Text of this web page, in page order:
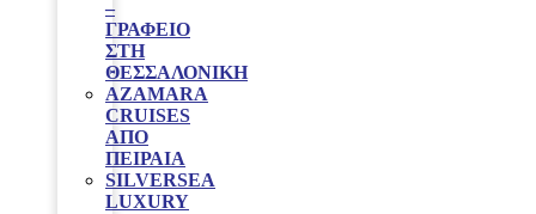
–
ΓΡΑΦΕΊΟ
ΣΤΗ
ΘΕΣΣΑΛΟΝΊΚΗ
AZAMARA
CRUISES
ΑΠΌ
ΠΕΙΡΑΙΆ
SILVERSEA
LUXURY